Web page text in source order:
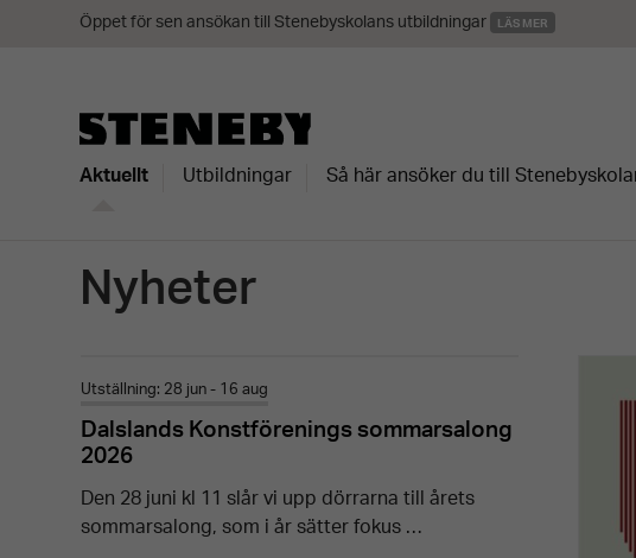
Aktuellt Utbildningar Så här ansöker du till
Nyheter
Utställning: 28 jun - 16 aug
Dalslands Konstförenings sommarsalong
2026
Den 28 juni kl 11 slår vi upp dörrarna till årets
sommarsalong, som i år sätter fokus …
Öppet för sen ansökan till Stenebyskolans utbildningar LÄS MER